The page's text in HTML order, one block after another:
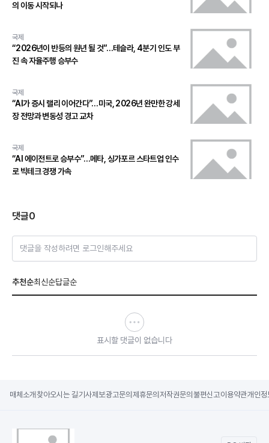
의 이동 시작되나
국제
“2026년이 반등의 원년 될 것”…테슬라, 4분기 인도 부
진 속 자율주행 승부수
국제
“AI가 증시 랠리 이어간다”…미국, 2026년 완만한 강세
장 전망과 변동성 경고 교차
국제
“AI 에이전트로 승부수”…메타, 싱가포르 스타트업 인수
로 빅테크 경쟁 가속
댓글0
댓글을 작성하려면 로그인해주세요
추천순최신순답글순
표시할 댓글이 없습니다
매체소개 찾아오시는 길기사제보광고문의 제휴문의 저작권문의 불편신고이용약관개인정